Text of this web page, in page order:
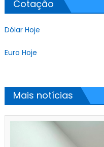
Cotação
Dólar Hoje
Euro Hoje
Mais notícias